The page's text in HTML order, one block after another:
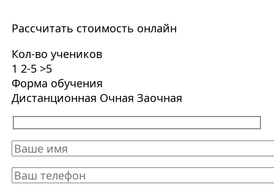
Рассчитать стоимость онлайн
Кол-во учеников
1 2-5 >5
Форма обучения
Дистанционная Очная Заочная